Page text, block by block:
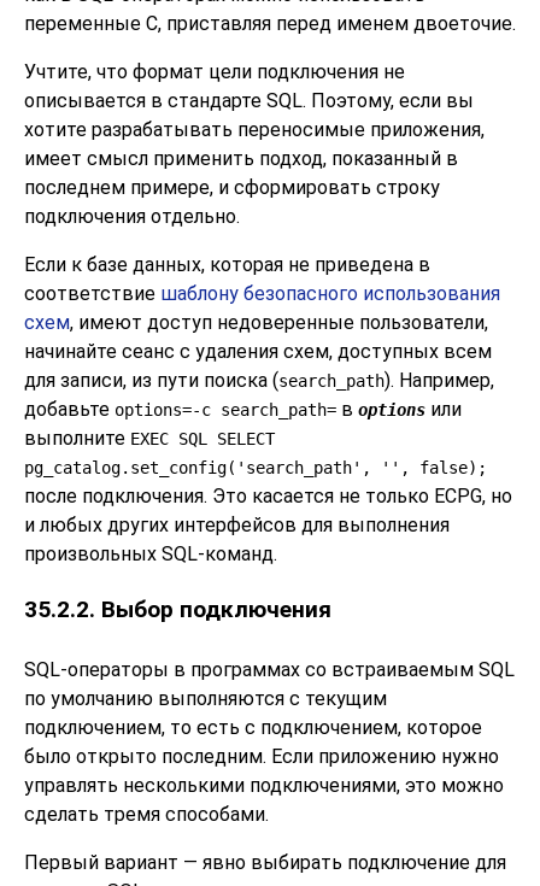
переменные C, приставляя перед именем двоеточие.
Учтите, что формат цели подключения не
описывается в стандарте SQL. Поэтому, если вы
хотите разрабатывать переносимые приложения,
имеет смысл применить подход, показанный в
последнем примере, и сформировать строку
подключения отдельно.
Если к базе данных, которая не приведена в
соответствие шаблону безопасного использования
схем, имеют доступ недоверенные пользователи,
начинайте сеанс с удаления схем, доступных всем
для записи, из пути поиска (search_path). Например,
добавьте options=-c search_path= в options или
выполните EXEC SQL SELECT
pg_catalog.set_config('search_path', '', false);
после подключения. Это касается не только ECPG, но
и любых других интерфейсов для выполнения
произвольных SQL-команд.
35.2.2. Выбор подключения
SQL-операторы в программах со встраиваемым SQL
по умолчанию выполняются с текущим
подключением, то есть с подключением, которое
было открыто последним. Если приложению нужно
управлять несколькими подключениями, это можно
сделать тремя способами.
Первый вариант — явно выбирать подключение для